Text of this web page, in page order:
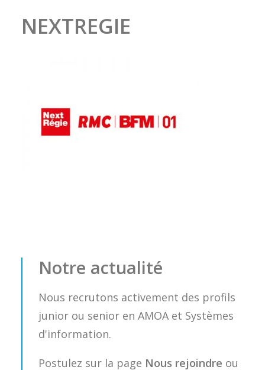
NOTRE BLOG
NEXTREGIE
Notre actualité
Nous recrutons activement des profils
junior ou senior en AMOA et Systèmes
d'information.
Postulez sur la page Nous rejoindre ou